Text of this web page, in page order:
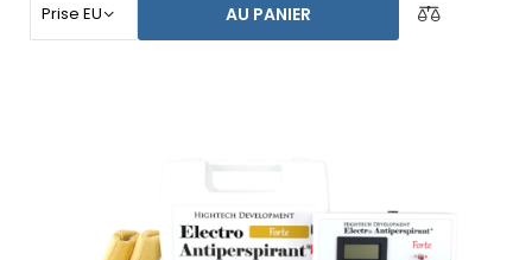
mains, des pieds et des aisselles (inclus dans le forfait
de base). Avec des adaptateurs supplémentaires, la
AU PANIER